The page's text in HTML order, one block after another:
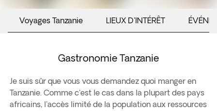
Voyages Tanzanie LIEUX D'INTÉRÊT
Gastronomie Tanzanie
Je suis sûr que vous vous demandez quoi manger en
Tanzanie. Comme c'est le cas dans la plupart des pays
africains, l'accès limité de la population aux ressources